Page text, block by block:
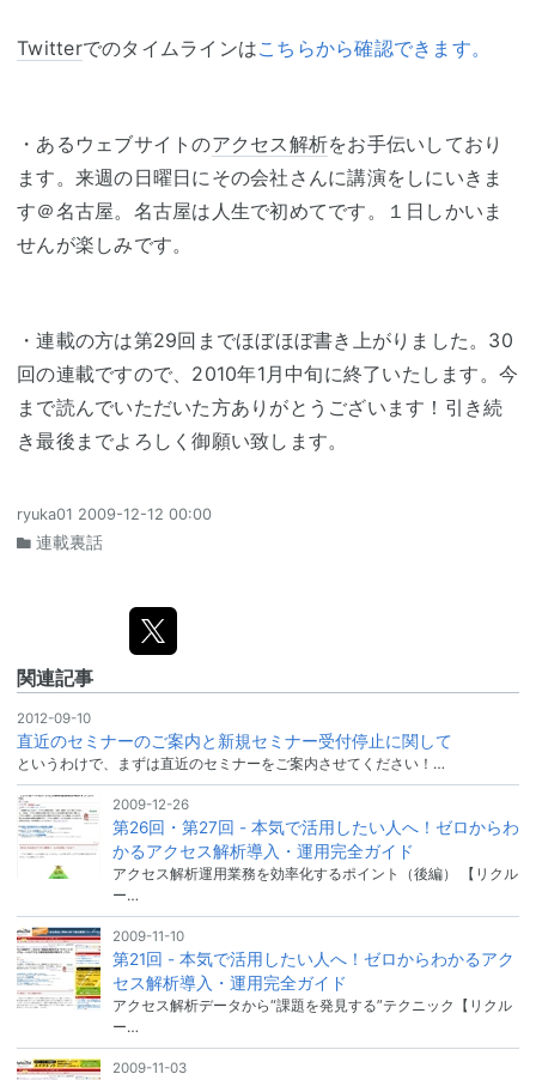
Twitterでのタイムラインはこちらから確認できます。
・あるウェブサイトのアクセス解析をお手伝いしており
ます。来週の日曜日にその会社さんに講演をしにいきま
す＠名古屋。名古屋は人生で初めてです。１日しかいま
せんが楽しみです。
・連載の方は第29回までほぼほぼ書き上がりました。30
回の連載ですので、2010年1月中旬に終了いたします。今
まで読んでいただいた方ありがとうございます！引き続
き最後までよろしく御願い致します。
ryuka01 2009-12-12 00:00
連載裏話
関連記事
2012-09-10
直近のセミナーのご案内と新規セミナー受付停止に関して
というわけで、まずは直近のセミナーをご案内させてください！…
2009-12-26
第26回・第27回 - 本気で活用したい人へ！ゼロからわ
かるアクセス解析導入・運用完全ガイド
アクセス解析運用業務を効率化するポイント（後編） 【リクル
ー…
2009-11-10
第21回 - 本気で活用したい人へ！ゼロからわかるアク
セス解析導入・運用完全ガイド
アクセス解析データから“課題を発見する”テクニック【リクル
ー…
2009-11-03